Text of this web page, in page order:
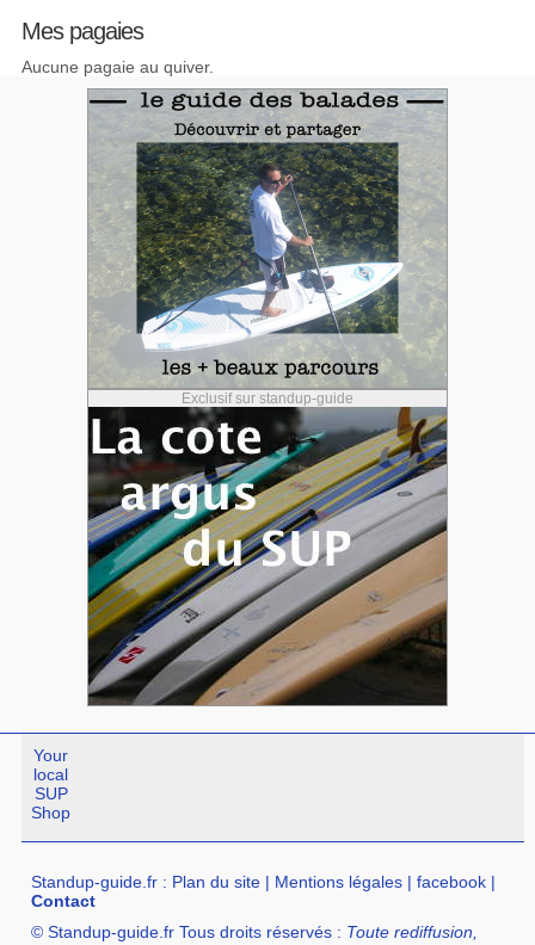
Mes pagaies
Aucune pagaie au quiver.
Exclusif sur standup-guide
Your
local
SUP
Shop
Standup-guide.fr : Plan du site | Mentions légales |facebook |
Contact
© Standup-guide.fr Tous droits réservés : Toute rediffusion,